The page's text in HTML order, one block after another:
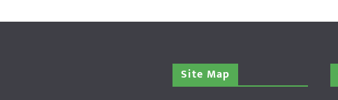
Site Map